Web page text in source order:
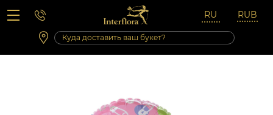
Вопросы-ответы
Сб 10:00 ‐ 14:00
Выходные и праздничные дни